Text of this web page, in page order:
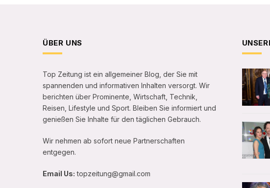
ÜBER UNS
Top Zeitung ist ein allgemeiner Blog, der Sie mit
spannenden und informativen Inhalten versorgt. Wir
berichten über Prominente, Wirtschaft, Technik,
Reisen, Lifestyle und Sport. Bleiben Sie informiert und
genießen Sie Inhalte für den täglichen Gebrauch.
Wir nehmen ab sofort neue Partnerschaften
entgegen.
Email Us: topzeitung@gmail.com